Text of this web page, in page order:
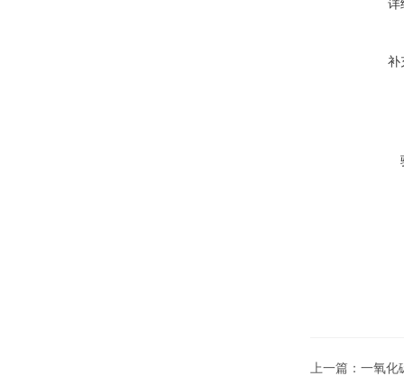
详
补
上一篇： 一氧化